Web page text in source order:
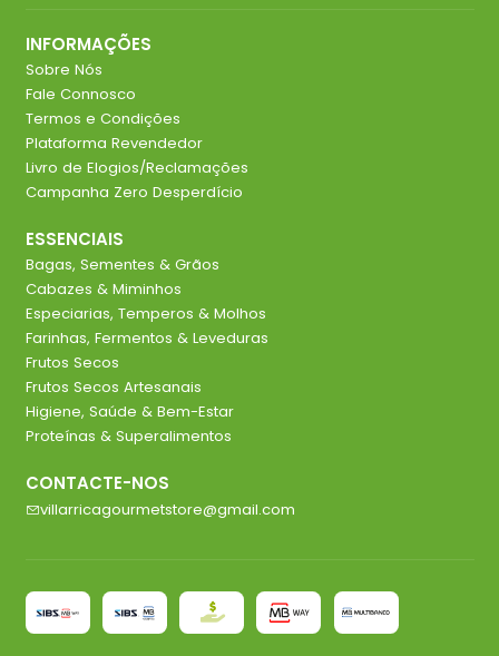
INFORMAÇÕES
Sobre Nós
Fale Connosco
Termos e Condições
Plataforma Revendedor
Livro de Elogios/Reclamações
Campanha Zero Desperdício
ESSENCIAIS
Bagas, Sementes & Grãos
Cabazes & Miminhos
Especiarias, Temperos & Molhos
Farinhas, Fermentos & Leveduras
Frutos Secos
Frutos Secos Artesanais
Higiene, Saúde & Bem-Estar
Proteínas & Superalimentos
CONTACTE-NOS
villarricagourmetstore@gmail.com